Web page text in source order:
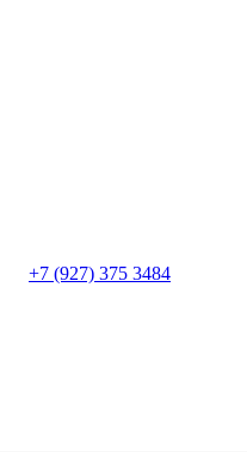
+7 (927) 375 3484